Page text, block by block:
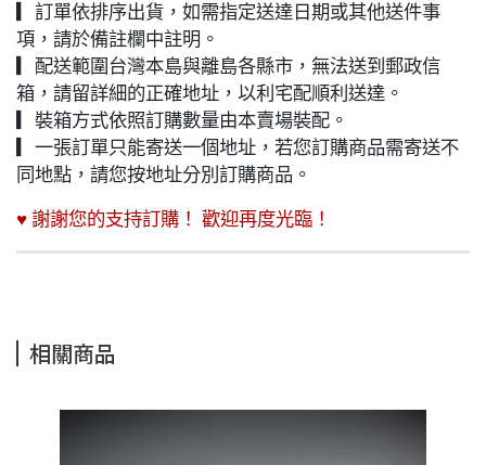
▎訂單依排序出貨，如需指定送達日期或其他送件事
項，請於備註欄中註明。
▎配送範圍台灣本島與離島各縣市，無法送到郵政信
箱，請留詳細的正確地址，以利宅配順利送達。
▎裝箱方式依照訂購數量由本賣場裝配。
▎一張訂單只能寄送一個地址，若您訂購商品需寄送不
同地點，請您按地址分別訂購商品。
♥ 謝謝您的支持訂購！ 歡迎再度光臨！
相關商品